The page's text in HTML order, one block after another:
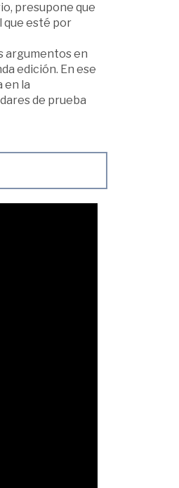
presupone que
que esté por
argumentos en
edición. En ese
en la
de prueba